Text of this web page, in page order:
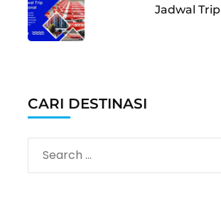
Jadwal Trip
CARI DESTINASI
Search
for: